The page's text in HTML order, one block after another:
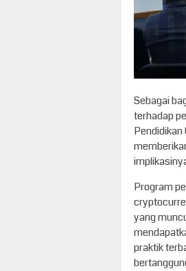
Sebagai
terhadap
Pendidikan
Program
yang
praktik